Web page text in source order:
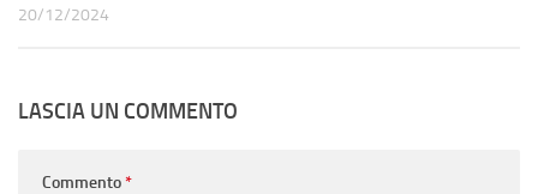
20/12/2024
LASCIA UN COMMENTO
Commento*